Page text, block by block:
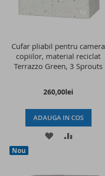
Cufar pliabil pentru camera
copiilor, material reciclat
Terrazzo Green, 3 Sprouts
260,00lei
ADAUGA IN COS
ADAUGATIADAUGATI
Nou